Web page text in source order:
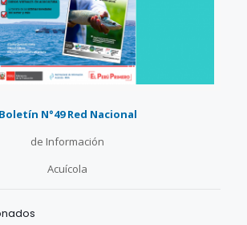
Boletín N°49 Red Nacional
de Información
Acuícola